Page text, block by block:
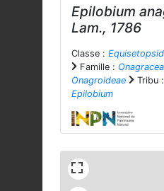
Epilobium
Lam., 1786
Classe :
Famille :
Onagroideae
Tribu :
Epilobium